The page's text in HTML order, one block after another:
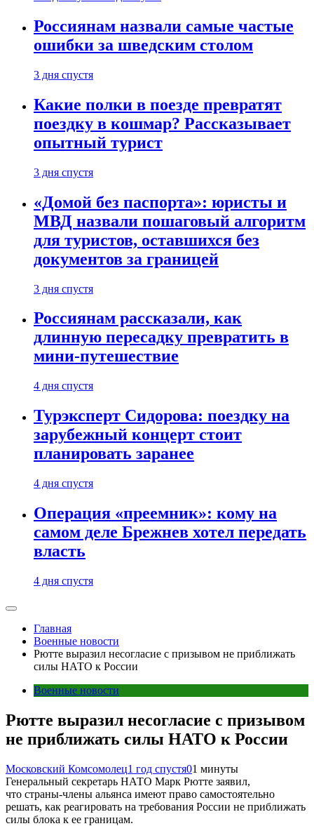
Россиянам назвали самые частые
ошибки за шведским столом
3 дня спустя
Какие полки в поезде превратят
поездку в кошмар? Рассказывает
опытный турист
3 дня спустя
«Домой без паспорта»: юристы и
МВД назвали пошаговый алгоритм
для туристов, оставшихся без
документов за границей
3 дня спустя
Россиянам рассказали, как
длинную пересадку превратить в
мини-путешествие
4 дня спустя
Турэксперт Сидорова: поездку на
зарубежный концерт стоит
планировать заранее
4 дня спустя
Операция «преемник»: кому на
самом деле Брежнев хотел передать
власть
4 дня спустя
Главная
Военные новости
Рютте выразил несогласие с призывом не приближать
силы НАТО к России
Военные новости
Рютте выразил несогласие с призывом
не приближать силы НАТО к России
Московский Комсомолец1 год спустя01 минуты
Генеральный секретарь НАТО Марк Рютте заявил,
что страны-члены альянса имеют право самостоятельно
решать, как реагировать на требования России не приближать
силы блока к ее границам.